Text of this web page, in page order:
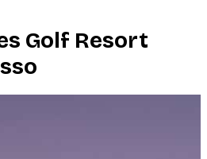
Golf Resort